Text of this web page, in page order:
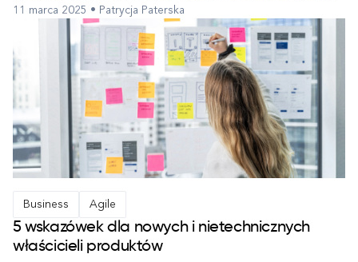
wydawców: monetyzacji treści, wyzwaniach, trendach i nie
tylko. O Dominiku Dominik Dębski jest doświadczonym
liderem pracującym w branży od ponad 15 lat. Posiada
umiejętności w zakresie Product...
11 marca 2025 • Patrycja Paterska
Business Agile
5 wskazówek dla nowych i nietechnicznych
właścicieli produktów